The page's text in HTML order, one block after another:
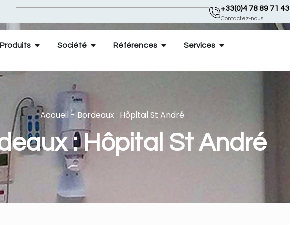
+33(0)4 78 89 71 43
Contactez-nous
Société Références Services
Accueil-Bordeaux : Hôpital St André
: Hôpital St André